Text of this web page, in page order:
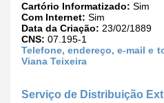
Cartório Informatizado: Sim
Com Internet: Sim
Data da Criação: 23/02/1889
CNS: 07.195-1
Telefone, endereço, e-mail e
Viana Teixeira
Serviço de Distribuição